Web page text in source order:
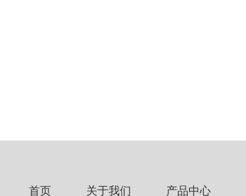
首页 关于我们 产品中心